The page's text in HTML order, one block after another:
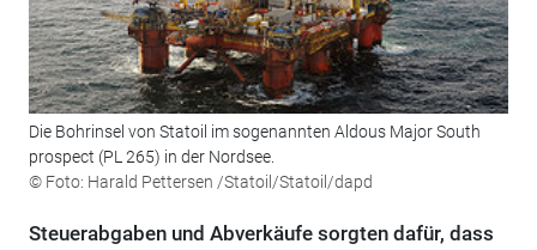
Die Bohrinsel von Statoil im sogenannten Aldous Major South
prospect (PL 265) in der Nordsee.
© Foto: Harald Pettersen /Statoil/Statoil/dapd
Steuerabgaben und Abverkäufe sorgten dafür, dass